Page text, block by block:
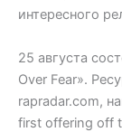
интересного
25 августа
Over Fear».
rapradar.com,
first offering off